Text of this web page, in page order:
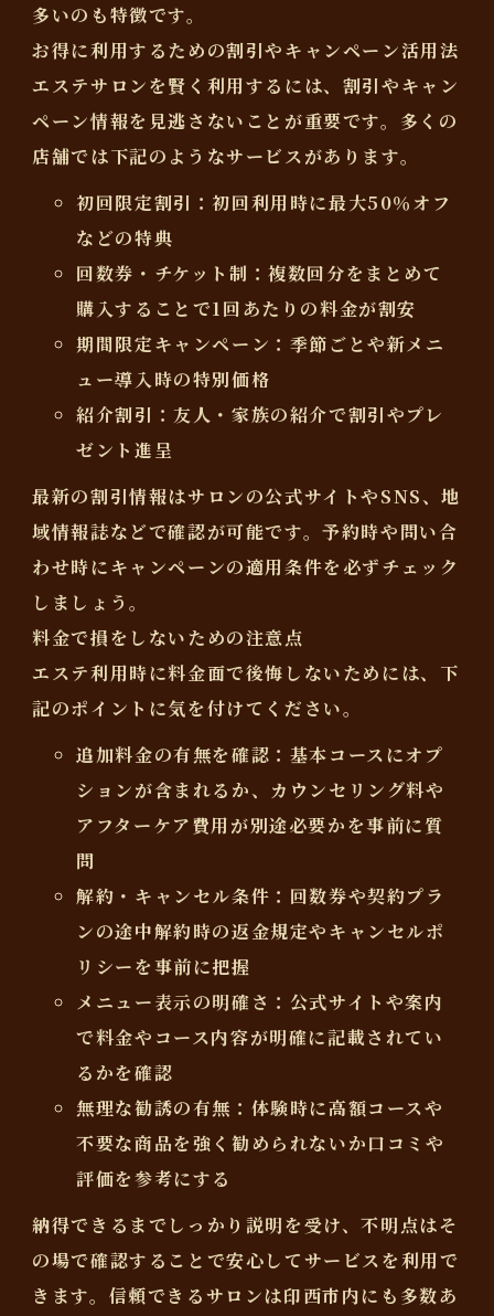
多いのも特徴です。
お得に利用するための割引やキャンペーン活用法
エステサロンを賢く利用するには、割引やキャン
ペーン情報を見逃さないことが重要です。多くの
店舗では下記のようなサービスがあります。
初回限定割引 ：初回利用時に最大50％オフ
などの特典
回数券・チケット制 ：複数回分をまとめて
購入することで1回あたりの料金が割安
期間限定キャンペーン ：季節ごとや新メニ
ュー導入時の特別価格
紹介割引 ：友人・家族の紹介で割引やプレ
ゼント進呈
最新の割引情報はサロンの公式サイトやSNS、地
域情報誌などで確認が可能です。予約時や問い合
わせ時にキャンペーンの適用条件を必ずチェック
しましょう。
料金で損をしないための注意点
エステ利用時に料金面で後悔しないためには、下
記のポイントに気を付けてください。
追加料金の有無を確認 ：基本コースにオプ
ションが含まれるか、カウンセリング料や
アフターケア費用が別途必要かを事前に質
問
解約・キャンセル条件 ：回数券や契約プラ
ンの途中解約時の返金規定やキャンセルポ
リシーを事前に把握
メニュー表示の明確さ ：公式サイトや案内
で料金やコース内容が明確に記載されてい
るかを確認
無理な勧誘の有無 ：体験時に高額コースや
不要な商品を強く勧められないか口コミや
評価を参考にする
納得できるまでしっかり説明を受け、不明点はそ
の場で確認することで安心してサービスを利用で
きます。信頼できるサロンは印西市内にも多数あ